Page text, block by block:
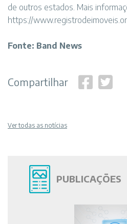
de outros estados. Mais
https://
Fonte: Band News
Compartilhar
Ver todas as notícias
PUBLICAÇÕES